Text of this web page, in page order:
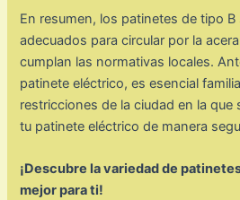
En resumen, los patinetes de tipo B
adecuados para circular por la
cumplan las normativas locales.
patinete eléctrico, es esencial
restricciones de la ciudad en la que
tu patinete eléctrico de manera
¡Descubre la variedad de
mejor para ti!